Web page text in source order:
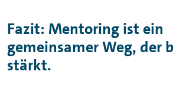
Fazit: Mentoring ist ein
gemeinsamer Weg, der
stärkt.